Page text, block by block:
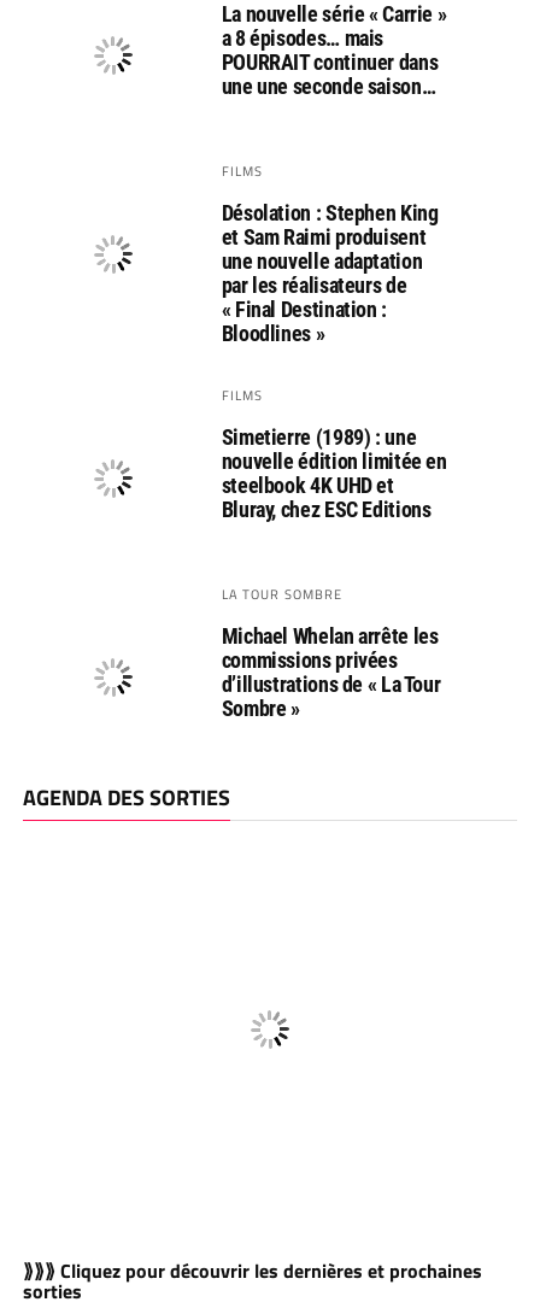
La nouvelle série « Carrie »
a 8 épisodes… mais
POURRAIT continuer dans
une une seconde saison…
FILMS
Désolation : Stephen King
et Sam Raimi produisent
une nouvelle adaptation
par les réalisateurs de
« Final Destination :
Bloodlines »
FILMS
Simetierre (1989) : une
nouvelle édition limitée en
steelbook 4K UHD et
Bluray, chez ESC Editions
LA TOUR SOMBRE
Michael Whelan arrête les
commissions privées
d’illustrations de « La Tour
Sombre »
AGENDA DES SORTIES
⟫⟫⟫ Cliquez pour découvrir les dernières et prochaines
sorties